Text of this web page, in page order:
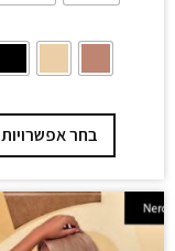
בחר אפשרויות